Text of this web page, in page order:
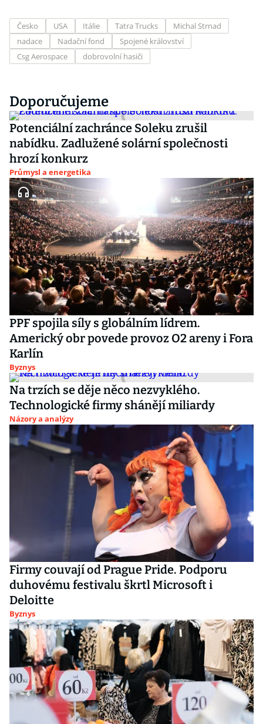
Česko USA Itálie Tatra Trucks
Michal Strnad
nadace
Nadační fond
Spojené království
Csg Aerospace
dobrovolní hasiči
Doporučujeme
Potenciální zachránce Soleku zrušil
nabídku. Zadlužené solární společnosti
hrozí konkurz
Průmysl a energetika
PPF spojila síly s globálním lídrem.
Americký obr povede provoz O2 areny i Fora
Karlín
Byznys
Na trzích se děje něco nezvyklého.
Technologické firmy shánějí miliardy
Názory a analýzy
Firmy couvají od Prague Pride. Podporu
duhovému festivalu škrtl Microsoft i
Deloitte
Byznys